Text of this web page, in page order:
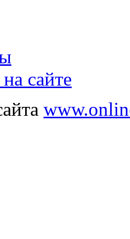
сайте